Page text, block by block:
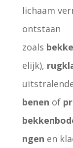
lichaam
ontstaan
zoals
elijk),
benen of
ngen en